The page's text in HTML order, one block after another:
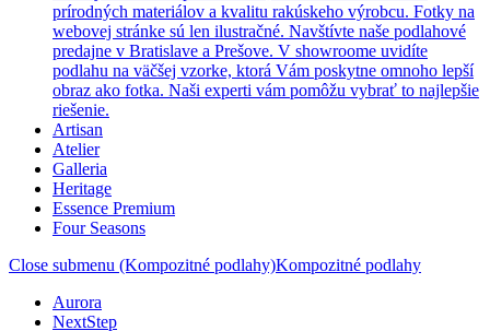
prírodných materiálov a kvalitu rakúskeho výrobcu. Fotky na
webovej stránke sú len ilustračné. Navštívte naše podlahové
predajne v Bratislave a Prešove. V showroome uvidíte
podlahu na väčšej vzorke, ktorá Vám poskytne omnoho lepší
obraz ako fotka. Naši experti vám pomôžu vybrať to najlepšie
riešenie.
Artisan
Atelier
Galleria
Heritage
Essence Premium
Four Seasons
Close submenu (Kompozitné podlahy)Kompozitné podlahy
Aurora
NextStep